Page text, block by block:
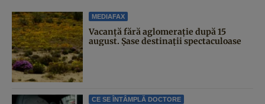
MEDIAFAX
Vacanță fără aglomerație după 15
august. Șase destinații spectaculoase
CE SE ÎNTÂMPLĂ DOCTORE